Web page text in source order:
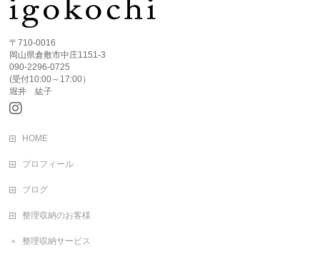
〒710-0016
岡山県倉敷市中庄1151-3
090-2296-0725
(受付10:00～17:00）
堀井 紘子
HOME
プロフィール
ブログ
整理収納のお客様
整理収納サービス